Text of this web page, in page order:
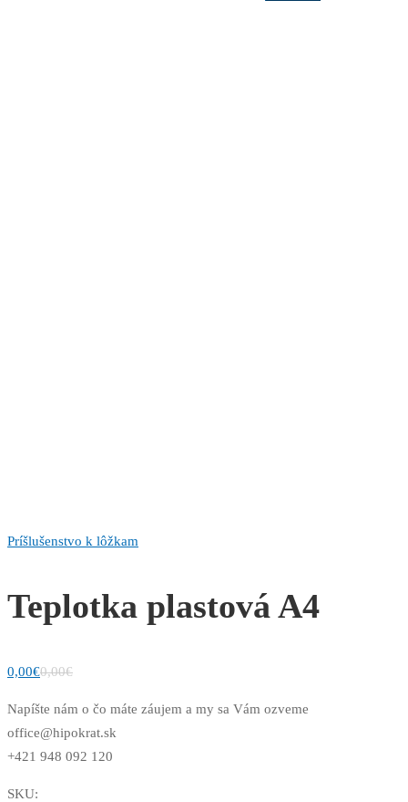
Príšlušenstvo k lôžkam
Teplotka plastová A4
0,00€0,00€
Napíšte nám o čo máte záujem a my sa Vám ozveme
office@hipokrat.sk
+421 948 092 120
SKU: